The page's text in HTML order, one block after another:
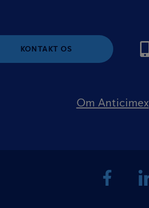
KONTAKT OS
Om Anticimex